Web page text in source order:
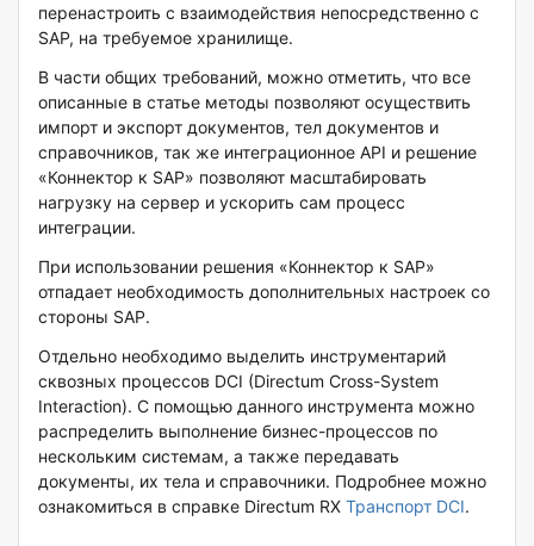
перенастроить с взаимодействия непосредственно с
SAP, на требуемое хранилище.
В части общих требований, можно отметить, что все
описанные в статье методы позволяют осуществить
импорт и экспорт документов, тел документов и
справочников, так же интеграционное API и решение
«Коннектор к SAP» позволяют масштабировать
нагрузку на сервер и ускорить сам процесс
интеграции.
При использовании решения «Коннектор к SAP»
отпадает необходимость дополнительных настроек со
стороны SAP.
Отдельно необходимо выделить инструментарий
сквозных процессов DCI (Directum Cross-System
Interaction). С помощью данного инструмента можно
распределить выполнение бизнес-процессов по
нескольким системам, а также передавать
документы, их тела и справочники. Подробнее можно
ознакомиться в справке Directum RX Транспорт DCI.